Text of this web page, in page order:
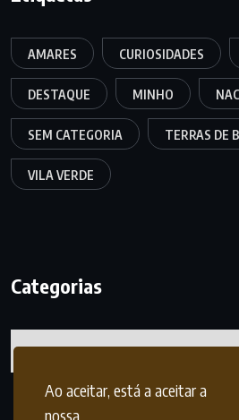
Ao aceitar, está a aceitar a
nossa
AMARES CURIOSIDADES
DESTAQUE MINHO
SEM CATEGORIA TERRAS DE
VILA VERDE
Categorias